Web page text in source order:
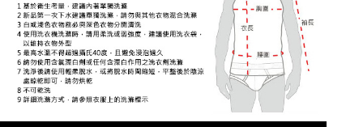
【注意事項】
１．透過由恩沛科技股份有限公司提供之「AFTEE先享後付」服務完成之交
易，需依本服務之必要範圍內提供個人資料，並將交易相關給付款項請求債
權轉讓予恩沛科技股份有限公司。
２．關於個人資料處理事宜，請瀏覽以下網址：
https://aftee.tw/terms/#terms3
３．未成年的使用者請事先徵得法定代理人或監護人之同意方可使用
「AFTEE先享後付」，若未經同意申辦者引起之損失，本公司不負相關責
宅配
每筆NT$85，滿NT$1,200(含以上)免運費
澎湖、金門、馬祖、小琉球、綠島、蘭嶼(郵局配送)
每筆NT$125
郵局快捷(隔天到貨，需先line@客服通知小編)